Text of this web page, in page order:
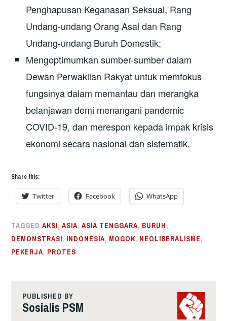
Penghapusan Keganasan Seksual, Rang
Undang-undang Orang Asal dan Rang
Undang-undang Buruh Domestik;
Mengoptimumkan sumber-sumber dalam
Dewan Perwakilan Rakyat untuk memfokus
fungsinya dalam memantau dan merangka
belanjawan demi menangani pandemic
COVID-19, dan merespon kepada impak krisis
ekonomi secara nasional dan sistematik.
Share this:
Twitter Facebook WhatsApp
TAGGEDAKSI,ASIA,ASIA TENGGARA, BURUH,
DEMONSTRASI, INDONESIA, MOGOK, NEOLIBERALISME,
PEKERJA, PROTES
PUBLISHED BY
Sosialis PSM